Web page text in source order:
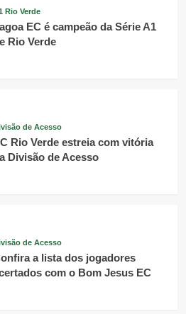
Rio Verde
EC é campeão da Série A1
Rio Verde
de Acesso
Rio Verde estreia com vitória
Divisão de Acesso
de Acesso
a lista dos jogadores
com o Bom Jesus EC